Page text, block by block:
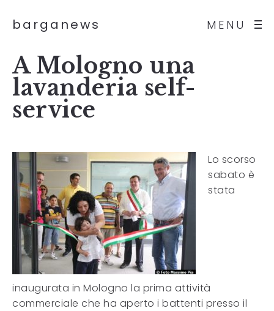
MENU
barganews
A Mologno una
lavanderia self-
service
Lo scorso
sabato è
stata
inaugurata in Mologno la prima attività
commerciale che ha aperto i battenti presso il